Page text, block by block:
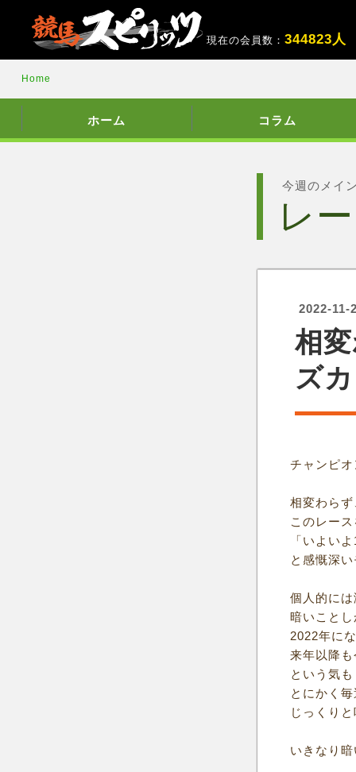
現在の会員数：344823人
Home
ホーム コラム
今週のメイ
レ
2022-11-
相
ズ
チャンピ
相変わら
このレー
「いよい
と感慨深
個人的に
暗いこと
2022年に
来年以降
という気
とにかく
じっくり
いきなり